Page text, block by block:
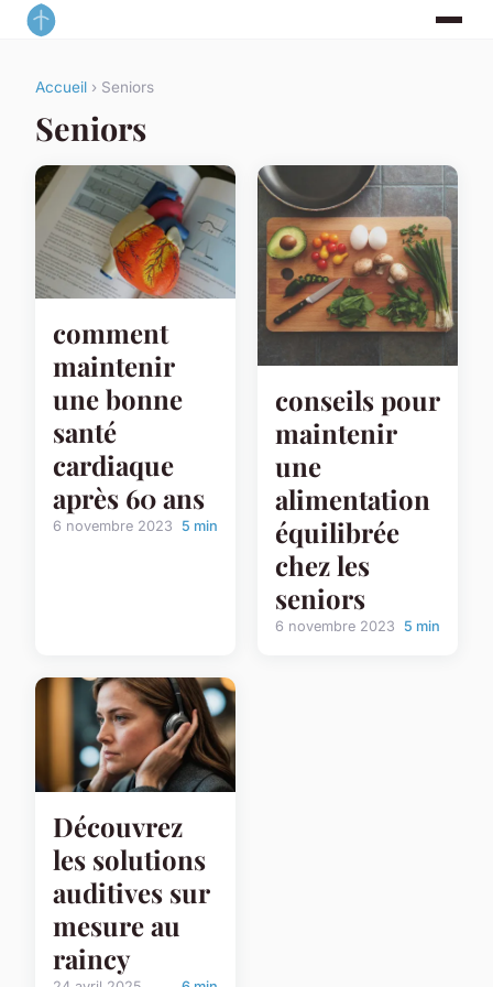
Accueil › Seniors
Seniors
comment
maintenir
une bonne
santé
cardiaque
après 60 ans
6 novembre 2023 5 min
conseils pour
maintenir
une
alimentation
équilibrée
chez les
seniors
6 novembre 2023 5 min
Découvrez
les solutions
auditives sur
mesure au
raincy